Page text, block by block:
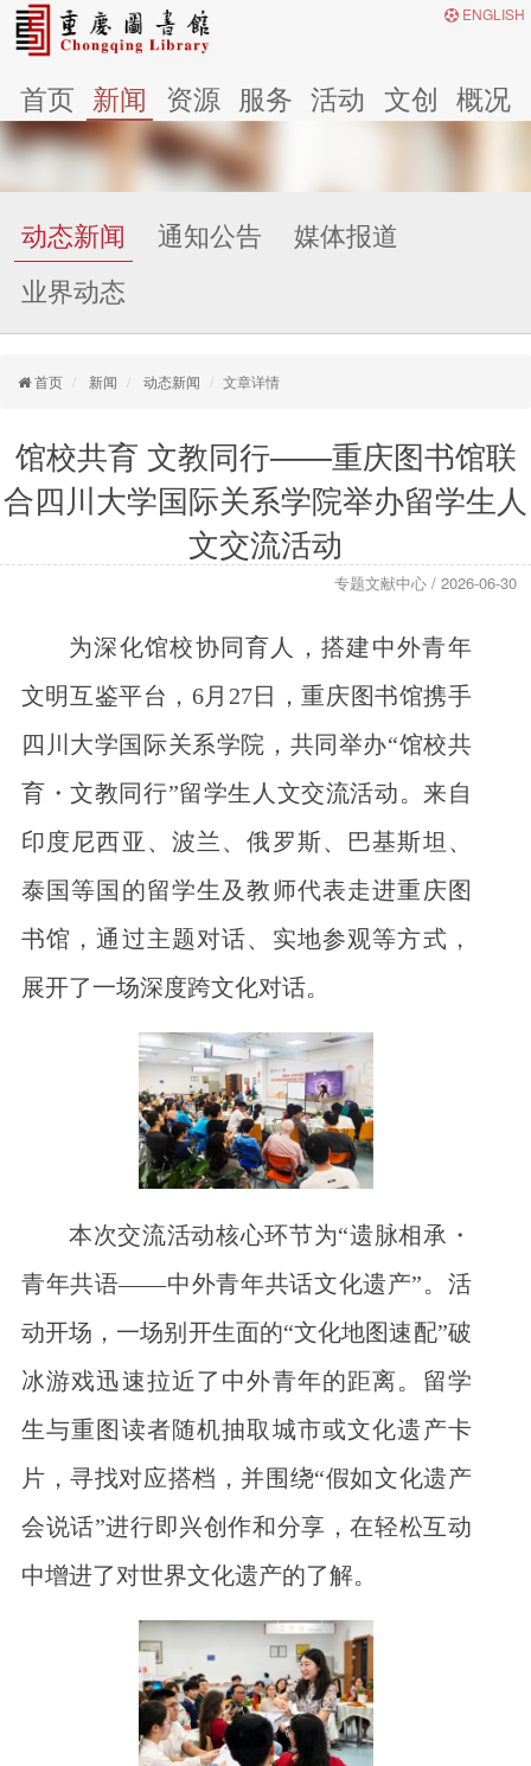
ENGLISH
首页 新闻 资源 服务 活动 文创 概况
动态新闻 通知公告
媒体报道
业界动态
首页 新闻 动态新闻 文章详情
馆校共育 文教同行——重庆图书馆联
合四川大学国际关系学院举办留学生人
文交流活动
专题文献中心 / 2026-06-30
为深化馆校协同育人，搭建中外青年
文明互鉴平台，6月27日，重庆图书馆携手
四川大学国际关系学院，共同举办“馆校共
育・文教同行”留学生人文交流活动。来自
印度尼西亚、波兰、俄罗斯、巴基斯坦、
泰国等国的留学生及教师代表走进重庆图
书馆，通过主题对话、实地参观等方式，
展开了一场深度跨文化对话。
本次交流活动核心环节为“遗脉相承・
青年共语——中外青年共话文化遗产”。活
动开场，一场别开生面的“文化地图速配”破
冰游戏迅速拉近了中外青年的距离。留学
生与重图读者随机抽取城市或文化遗产卡
片，寻找对应搭档，并围绕“假如文化遗产
会说话”进行即兴创作和分享，在轻松互动
中增进了对世界文化遗产的了解。